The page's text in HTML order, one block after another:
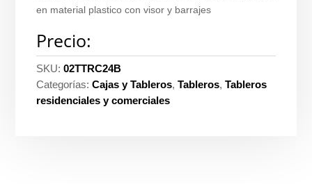
en material plastico con visor y barrajes
Precio:
SKU:02TTRC24B
Categorías:Cajas y Tableros,Tableros,Tableros
residenciales y comerciales